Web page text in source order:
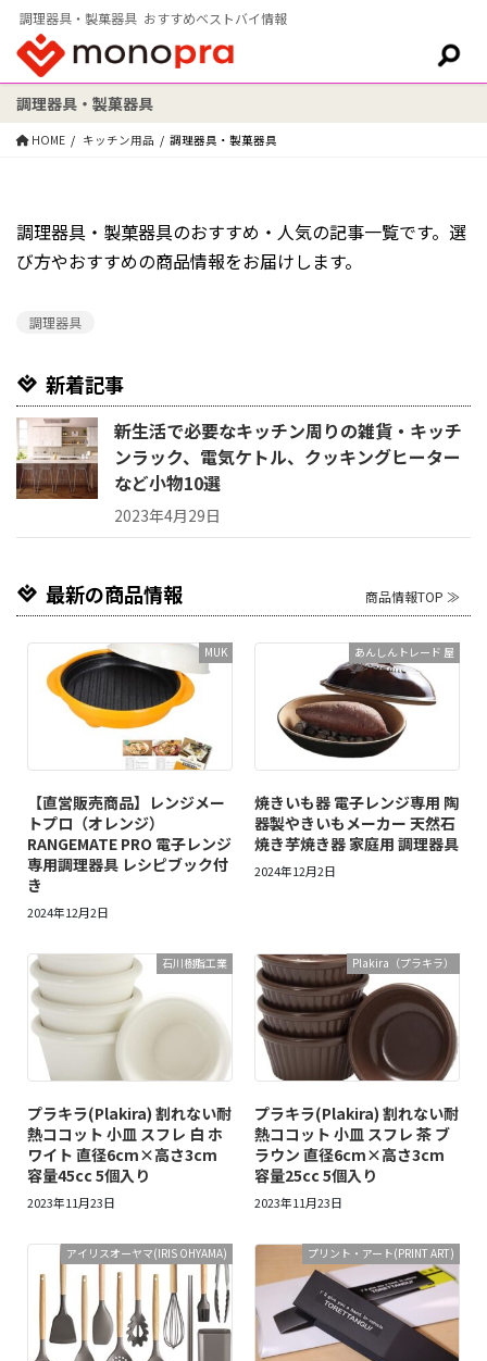
調理器具・製菓器具 おすすめベストバイ情報
検索:
調理器具・製菓器具
HOME キッチン用品 調理器具・製菓器具
調理器具・製菓器具のおすすめ・人気の記事一覧です。選
び方やおすすめの商品情報をお届けします。
調理器具
新着記事
新生活で必要なキッチン周りの雑貨・キッチ
ンラック、電気ケトル、クッキングヒーター
など小物10選
2023年4月29日
最新の商品情報 商品情報TOP ≫
MUK
【直営販売商品】レンジメー
トプロ（オレンジ）
RANGEMATE PRO 電子レンジ
専用調理器具 レシピブック付
き
2024年12月2日
‎あんしんトレード 屋
焼きいも器 電子レンジ専用 陶
器製やきいもメーカー 天然石
焼き芋焼き器 家庭用 調理器具
2024年12月2日
石川樹脂工業
プラキラ(Plakira) 割れない耐
熱ココット 小皿 スフレ 白 ホ
ワイト 直径6cm×高さ3cm
容量45cc 5個入り
2023年11月23日
Plakira（プラキラ）
プラキラ(Plakira) 割れない耐
熱ココット 小皿 スフレ 茶 ブ
ラウン 直径6cm×高さ3cm
容量25cc 5個入り
2023年11月23日
アイリスオーヤマ(IRIS OHYAMA) プリント・アート(PRINT ART)